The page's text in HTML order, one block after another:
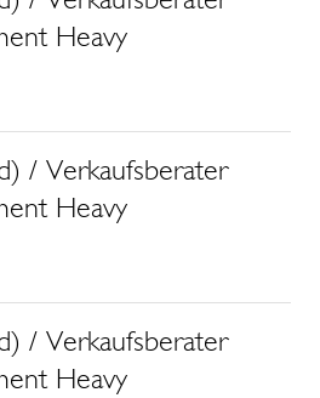
Heavy
/ Verkaufsberater
Heavy
/ Verkaufsberater
Heavy